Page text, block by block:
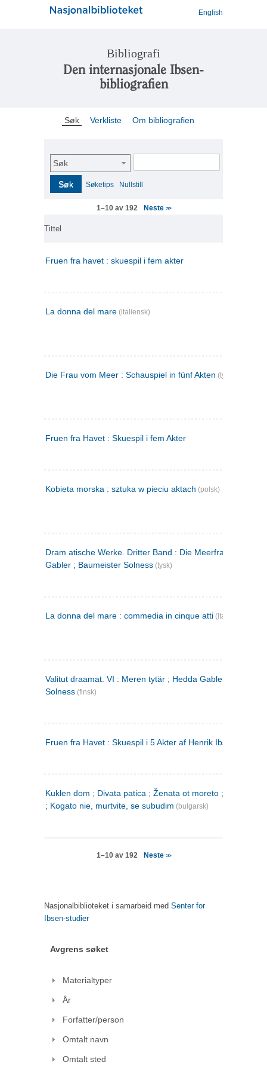
English
Bibliografi
Den internasjonale Ibsen-
bibliografien
Søk Verkliste Om bibliografien
Søk
Søk Søketips Nullstill
1–10 av 192 Neste >>
Tittel
Fruen fra havet : skuespil i fem akter
La donna del mare (italiensk)
Die Frau vom Meer : Schauspiel in fünf Akten (tysk)
Fruen fra Havet : Skuespil i fem Akter
Kobieta morska : sztuka w pieciu aktach (polsk)
Dram atische Werke. Dritter Band : Die Meerfrau ; Hedda
Gabler ; Baumeister Solness (tysk)
La donna del mare : commedia in cinque atti (italiensk)
Valitut draamat. VI : Meren tytär ; Hedda Gabler ;
Solness (finsk)
Fruen fra Havet : Skuespil i 5 Akter af Henrik Ibsen
Kuklen dom ; Divata patica ; Ženata ot moreto ; Malkijat
; Kogato nie, murtvite, se subudim (bulgarsk)
1–10 av 192 Neste >>
Nasjonalbiblioteket i samarbeid med Senter for
Ibsen-studier
Avgrens søket
Materialtyper
År
Forfatter/person
Omtalt navn
Omtalt sted